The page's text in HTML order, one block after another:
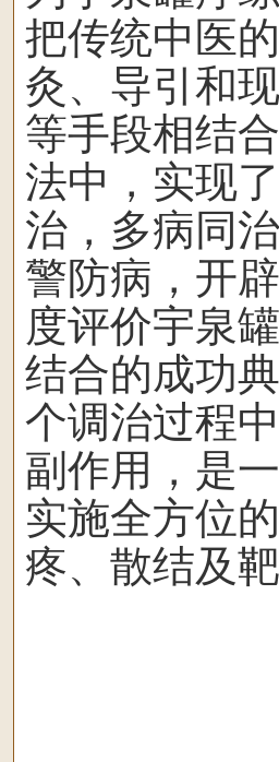
把传统中医
灸、导引和
等手段相结
法中，实现
治，多病同
警防病，开
度评价宇泉
结合的成功
个调治过程
副作用，是
实施全方位
疼、散结及